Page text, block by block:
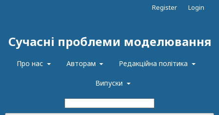
Сучасні проблеми моделювання
Про нас Авторам Редакційна політика
Випуски
Register Login